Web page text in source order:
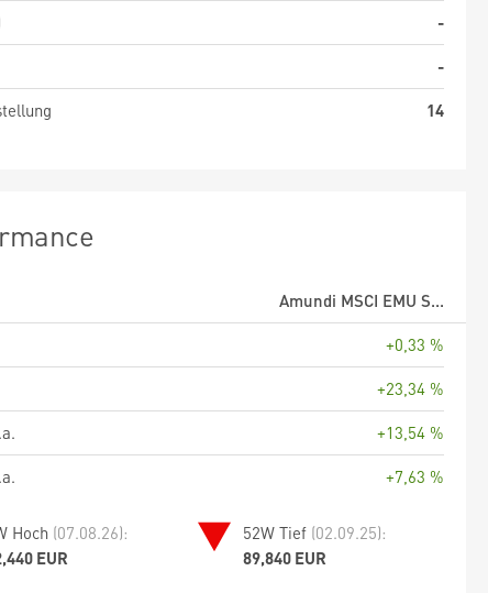
-
-
14
Amundi MSCI EMU S...
+0,33 %
+23,34 %
+13,54 %
+7,63 %
Hoch (07.08.26):
EUR
52W Tief (02.09.25):
89,840 EUR